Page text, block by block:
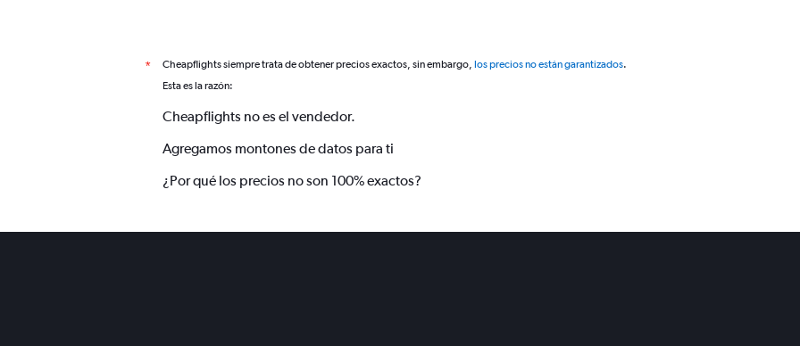
* Cheapflights siempre trata de obtener precios exactos, sin embargo, los precios no están garantizados.
Esta es la razón:
Cheapflights no es el vendedor.
Agregamos montones de datos para ti
¿Por qué los precios no son 100% exactos?